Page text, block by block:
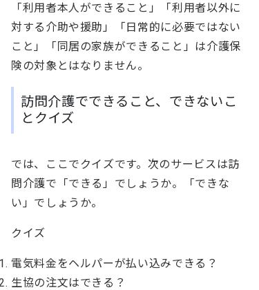
「利用者本人ができること」「利用者以外に
対する介助や援助」「日常的に必要ではない
こと」「同居の家族ができること」は介護保
険の対象とはなりません。
訪問介護でできること、できないこ
とクイズ
では、ここでクイズです。次のサービスは訪
問介護で「できる」でしょうか。「できな
い」でしょうか。
クイズ
電気料金をヘルパーが払い込みできる？
生協の注文はできる？